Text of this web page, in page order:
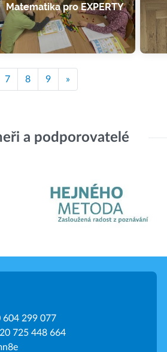
Matematika pro EXPERTY
7 8 9 »
a podporovatelé
604 299 077
725 448 664